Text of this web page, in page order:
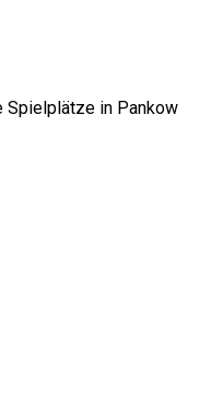
Spielplätze in Pankow